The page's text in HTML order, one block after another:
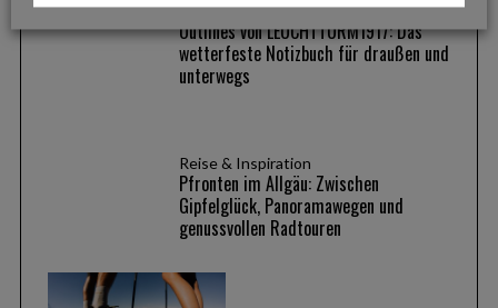
Lifestyle
Outlines von LEUCHTTURM1917: Das
wetterfeste Notizbuch für draußen und
unterwegs
Reise & Inspiration
Pfronten im Allgäu: Zwischen
Gipfelglück, Panoramawegen und
genussvollen Radtouren